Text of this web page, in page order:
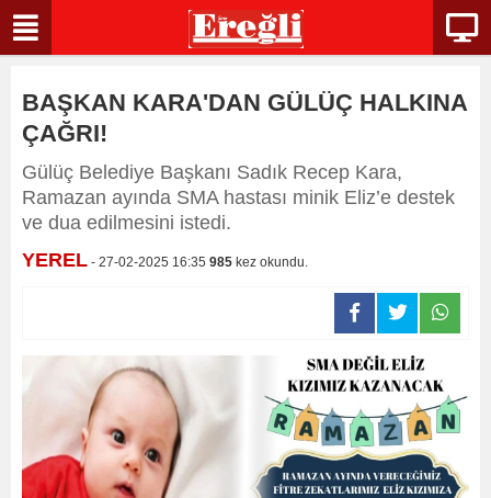
BAŞKAN KARA'DAN GÜLÜÇ HALKINA
ÇAĞRI!
Gülüç Belediye Başkanı Sadık Recep Kara,
Ramazan ayında SMA hastası minik Eliz’e destek
ve dua edilmesini istedi.
YEREL - 27-02-2025 16:35 985 kez okundu.